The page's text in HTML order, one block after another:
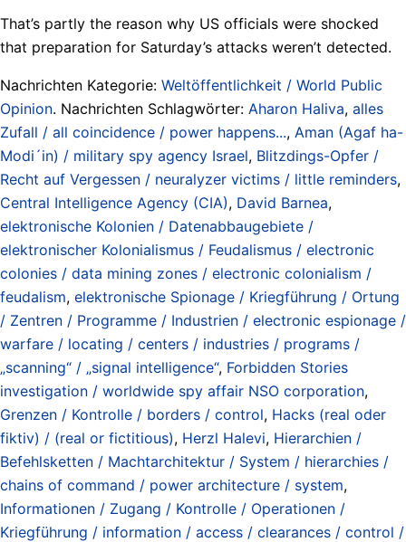
That’s partly the reason why US officials were shocked
that preparation for Saturday’s attacks weren’t detected.
Nachrichten Kategorie: Weltöffentlichkeit / World Public
Opinion. Nachrichten Schlagwörter: Aharon Haliva, alles
Zufall / all coincidence / power happens..., Aman (Agaf ha-
Modi´in) / military spy agency Israel, Blitzdings-Opfer /
Recht auf Vergessen / neuralyzer victims / little reminders,
Central Intelligence Agency (CIA), David Barnea,
elektronische Kolonien / Datenabbaugebiete /
elektronischer Kolonialismus / Feudalismus / electronic
colonies / data mining zones / electronic colonialism /
feudalism, elektronische Spionage / Kriegführung / Ortung
/ Zentren / Programme / Industrien / electronic espionage /
warfare / locating / centers / industries / programs /
„scanning“ / „signal intelligence“, Forbidden Stories
investigation / worldwide spy affair NSO corporation,
Grenzen / Kontrolle / borders / control, Hacks (real oder
fiktiv) / (real or fictitious), Herzl Halevi, Hierarchien /
Befehlsketten / Machtarchitektur / System / hierarchies /
chains of command / power architecture / system,
Informationen / Zugang / Kontrolle / Operationen /
Kriegführung / information / access / clearances / control /